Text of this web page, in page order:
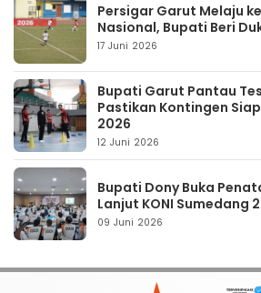
Persigar Garut Melaju
Nasional, Bupati Beri
17 Juni 2026
Bupati Garut Pantau
Pastikan Kontingen
2026
12 Juni 2026
Bupati Dony Buka
Lanjut KONI Sumedang
09 Juni 2026